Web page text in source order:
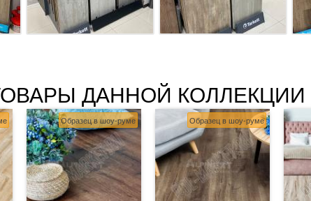
ДАННОЙ КОЛЛЕКЦИИ
Образец в шоу-руме Образец в шоу-руме